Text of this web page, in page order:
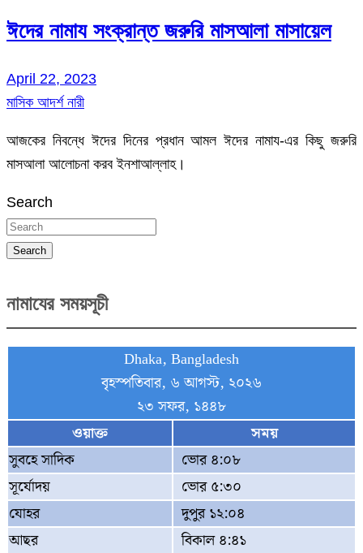
ঈদের নামায সংক্রান্ত জরুরি মাসআলা মাসায়েল
April 22, 2023
মাসিক আদর্শ নারী
আজকের নিবন্ধে ঈদের দিনের প্রধান আমল ঈদের নামায-এর কিছু জরুরি
মাসআলা আলোচনা করব ইনশাআল্লাহ।
Search
Search
নামাযের সময়সূচী
Dhaka, Bangladesh
বৃহস্পতিবার, ৬ আগস্ট, ২০২৬
২৩ সফর, ১৪৪৮
ওয়াক্ত
সময়
সুবহে সাদিক
ভোর ৪:০৮
সূর্যোদয়
ভোর ৫:৩০
যোহর
দুপুর ১২:০৪
আছর
বিকাল ৪:৪১